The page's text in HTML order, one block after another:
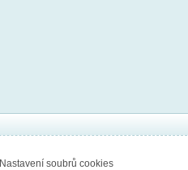
Nastavení soubrů cookies